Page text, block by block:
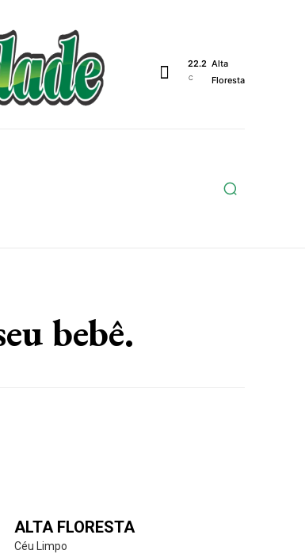
22.2
C
Alta
Floresta
bebê.
ALTA FLORESTA
Céu Limpo